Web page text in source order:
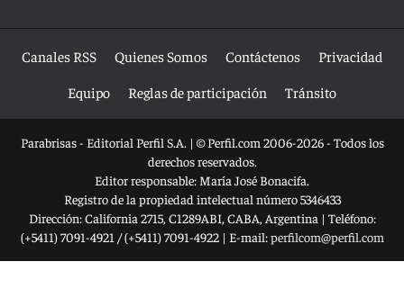
Canales RSS Quienes Somos Contáctenos
Privacidad
Equipo
Reglas de participación Tránsito
Parabrisas - Editorial Perfil S.A. | © Perfil.com 2006-2026 - Todos los
derechos reservados.
Editor responsable: María José Bonacifa.
Registro de la propiedad intelectual número 5346433
Dirección:California 2715, C1289ABI, CABA, Argentina | Teléfono:
(+5411) 7091-4921 /(+5411) 7091-4922| E-mail:perfilcom@perfil.com